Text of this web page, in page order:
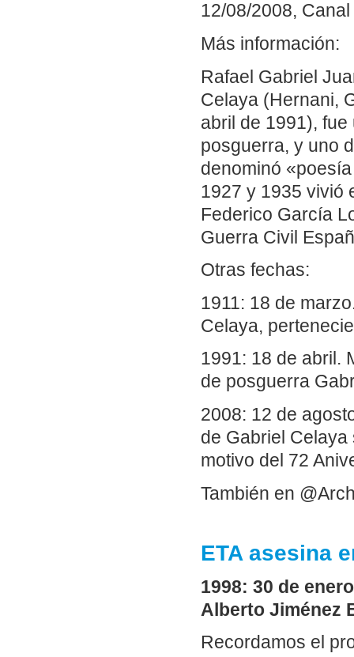
12/08/2008,
Más información:
Rafael Gabriel
Celaya (Hernani,
abril de 1991),
posguerra, y uno
denominó
1927 y 1935 vivió
Federico García
Guerra Civil
Otras fechas:
1911: 18 de
Celaya,
1991: 18 de abril.
de posguerra
2008: 12 de
de Gabriel
motivo del 72
También en
ETA asesina
1998: 30 de
Alberto Jiménez
Recordamos el